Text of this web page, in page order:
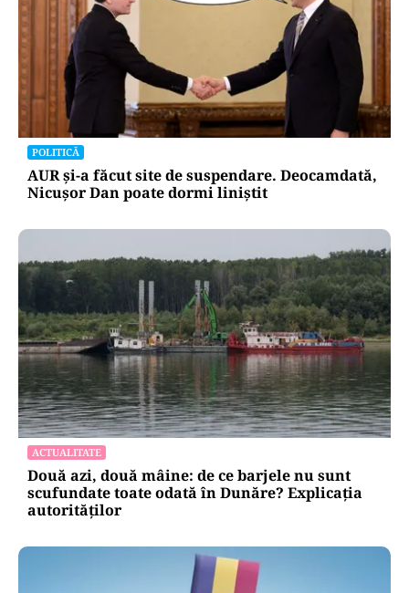
POLITICĂ
AUR și-a făcut site de suspendare. Deocamdată,
Nicușor Dan poate dormi liniștit
ACTUALITATE
Două azi, două mâine: de ce barjele nu sunt
scufundate toate odată în Dunăre? Explicația
autorităților